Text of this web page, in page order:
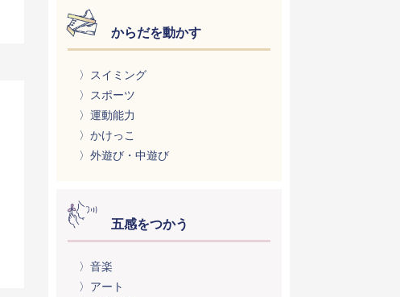
からだを動かす
〉スイミング
〉スポーツ
〉運動能力
〉かけっこ
〉外遊び・中遊び
五感をつかう
〉音楽
〉アート